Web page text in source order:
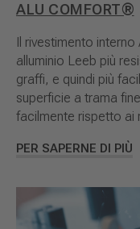
ALU COMFORT®
Il rivestimento
alluminio Leeb più
graffi, e quindi più
superficie a trama
facilmente rispetto ai
PER SAPERNE DI PIÙ